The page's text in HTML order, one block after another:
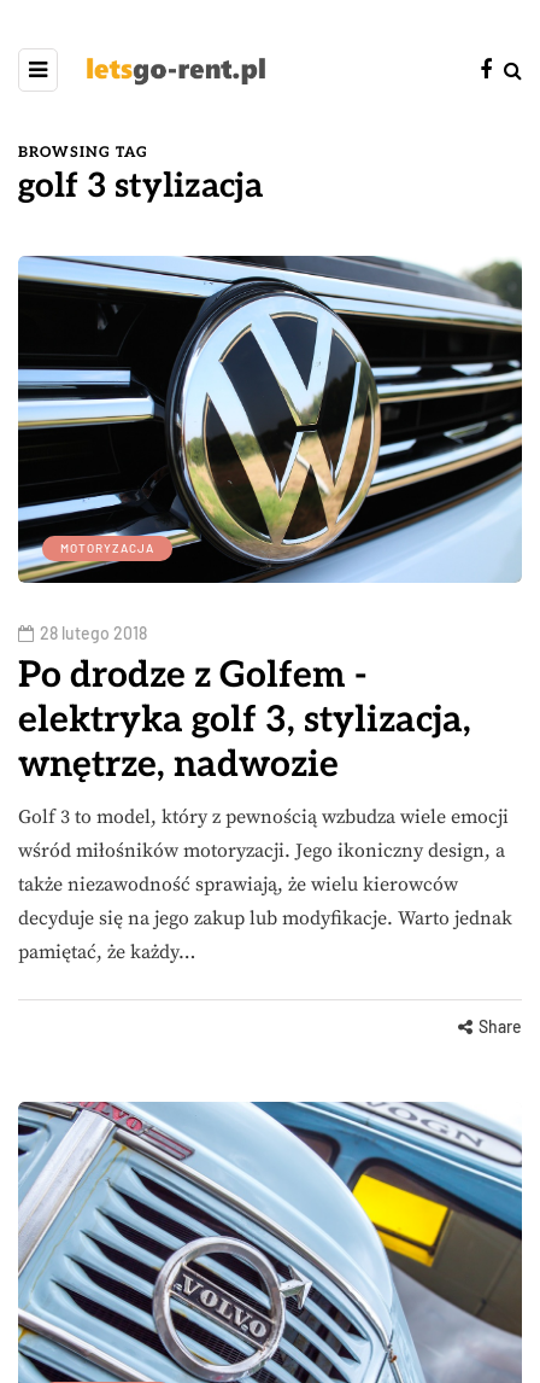
BROWSING TAG
golf 3 stylizacja
MOTORYZACJA
28 lutego 2018
Po drodze z Golfem -
elektryka golf 3, stylizacja,
wnętrze, nadwozie
Golf 3 to model, który z pewnością wzbudza wiele emocji
wśród miłośników motoryzacji. Jego ikoniczny design, a
także niezawodność sprawiają, że wielu kierowców
decyduje się na jego zakup lub modyfikacje. Warto jednak
pamiętać, że każdy…
Share